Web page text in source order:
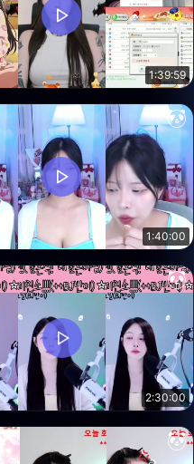
1:39:59
1:40:00
2:30:00